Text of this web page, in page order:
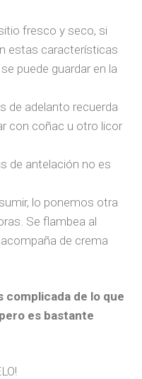
fresco y seco, si
estas características
puede guardar en la
de adelanto recuerda
con coñac u otro licor
de antelación no es
lo ponemos otra
Se flambea al
de crema
complicada de lo que
es bastante